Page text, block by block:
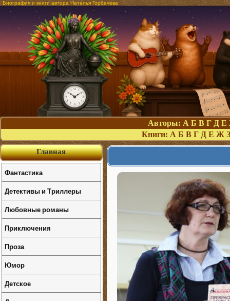
Биография и книги автора Наталья Горбачева
Авторы: А Б В Г Д Е
Книги: А Б В Г Д Е Ж З
Главная
Фантастика
Детективы и Триллеры
Любовные романы
Приключения
Проза
Юмор
Детское